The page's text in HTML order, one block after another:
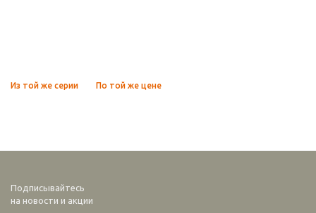
Из той же серии По той же цене
Подписывайтесь
на новости и акции